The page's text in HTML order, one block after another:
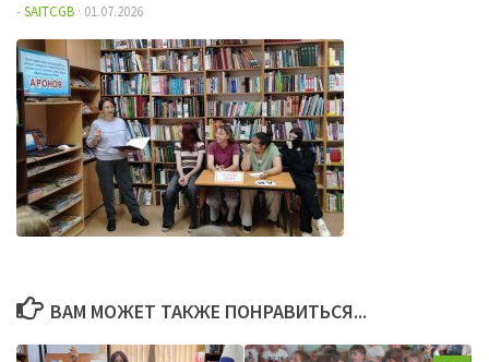
-SAITCGB · 01.07.2026
ВАМ МОЖЕТ ТАКЖЕ ПОНРАВИТЬСЯ...